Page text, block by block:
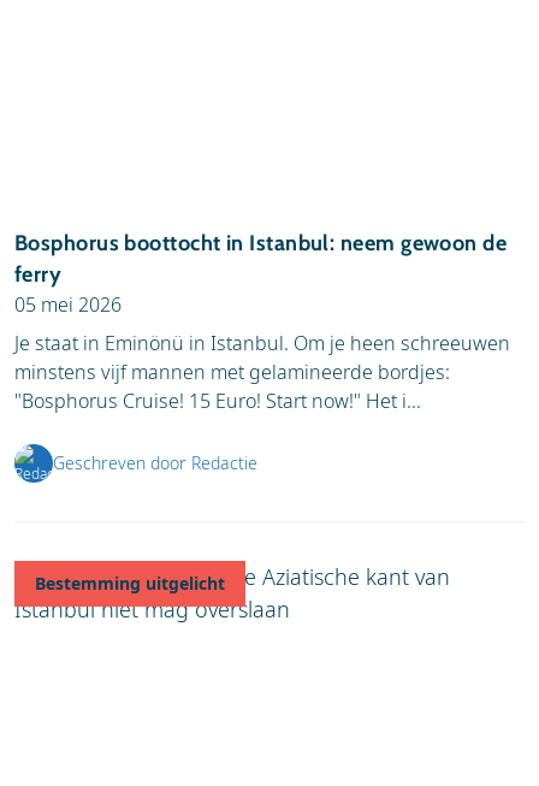
Bosphorus boottocht in Istanbul: neem gewoon de
ferry
05 mei 2026
Je staat in Eminönü in Istanbul. Om je heen schreeuwen
minstens vijf mannen met gelamineerde bordjes:
"Bosphorus Cruise! 15 Euro! Start now!" Het i...
Geschreven door Redactie
Bestemming uitgelicht